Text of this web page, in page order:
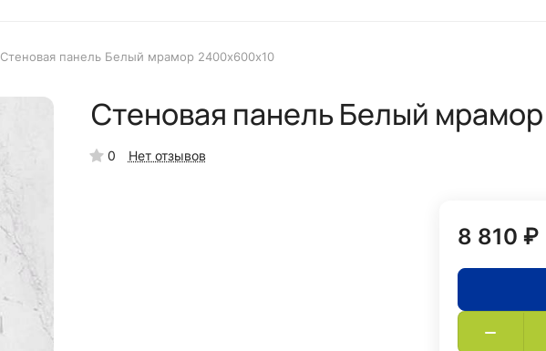
Стеновая панель Белый мрамор 2400x600х10
Стеновая панель Белый
0 Нет отзывов
8 810 ₽